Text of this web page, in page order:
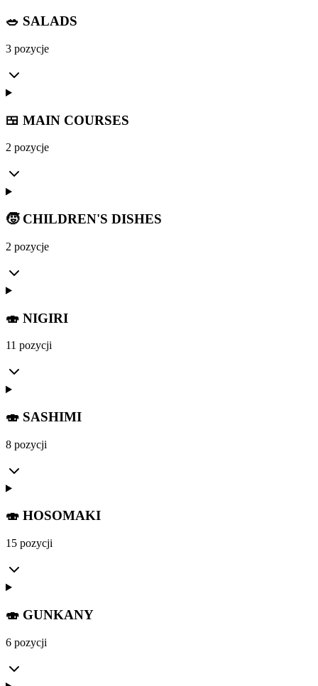
🥗 SALADS
3 pozycje
🍱 MAIN COURSES
2 pozycje
🧒 CHILDREN'S DISHES
2 pozycje
🍣 NIGIRI
11 pozycji
🍣 SASHIMI
8 pozycji
🍣 HOSOMAKI
15 pozycji
🍣 GUNKANY
6 pozycji